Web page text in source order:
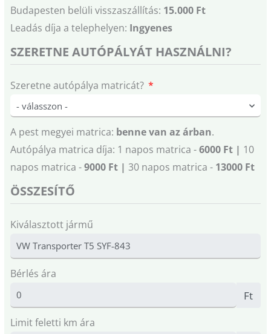
Budapesten belüli visszaszállítás: 15.000 Ft
Leadás díja a telephelyen: Ingyenes
SZERETNE AUTÓPÁLYÁT HASZNÁLNI?
Szeretne autópálya matricát?
A pest megyei matrica: benne van az árban.
Autópálya matrica díja: 1 napos matrica -6000 Ft | 10
napos matrica -9000 Ft | 30 napos matrica - 13000 Ft
ÖSSZESÍTŐ
Kiválasztott jármű
Bérlés ára
Ft
Limit feletti km ára